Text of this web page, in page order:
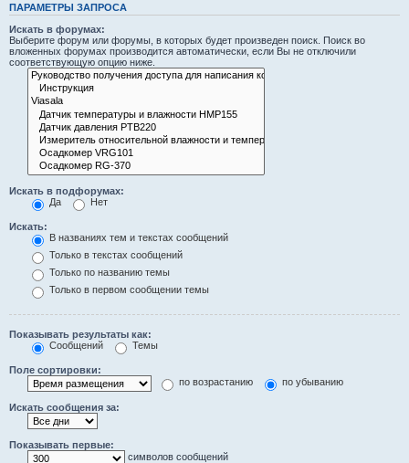
ПАРАМЕТРЫ ЗАПРОСА
Искать в форумах:
Выберите форум или форумы, в которых будет произведен поиск. Поиск во
вложенных форумах производится автоматически, если Вы не отключили
соответствующую опцию ниже.
Искать в подфорумах:
Да
Нет
Искать:
В названиях тем и текстах сообщений
Только в текстах сообщений
Только по названию темы
Только в первом сообщении темы
Показывать результаты как:
Сообщений
Темы
Поле сортировки:
по возрастанию
по убыванию
Искать сообщения за:
Показывать первые:
символов сообщений